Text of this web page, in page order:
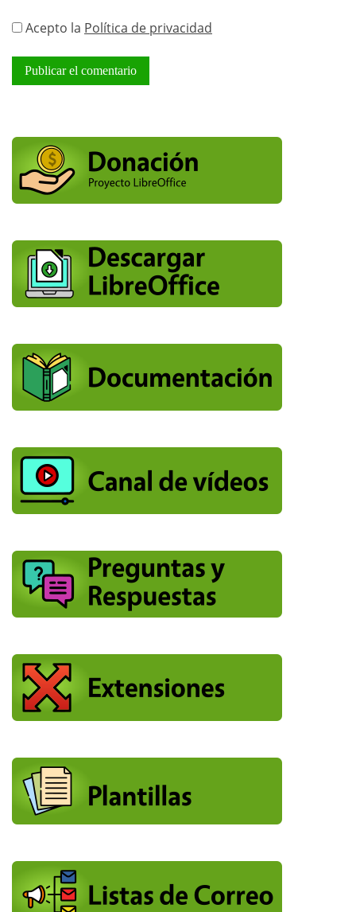
Acepto la Política de privacidad